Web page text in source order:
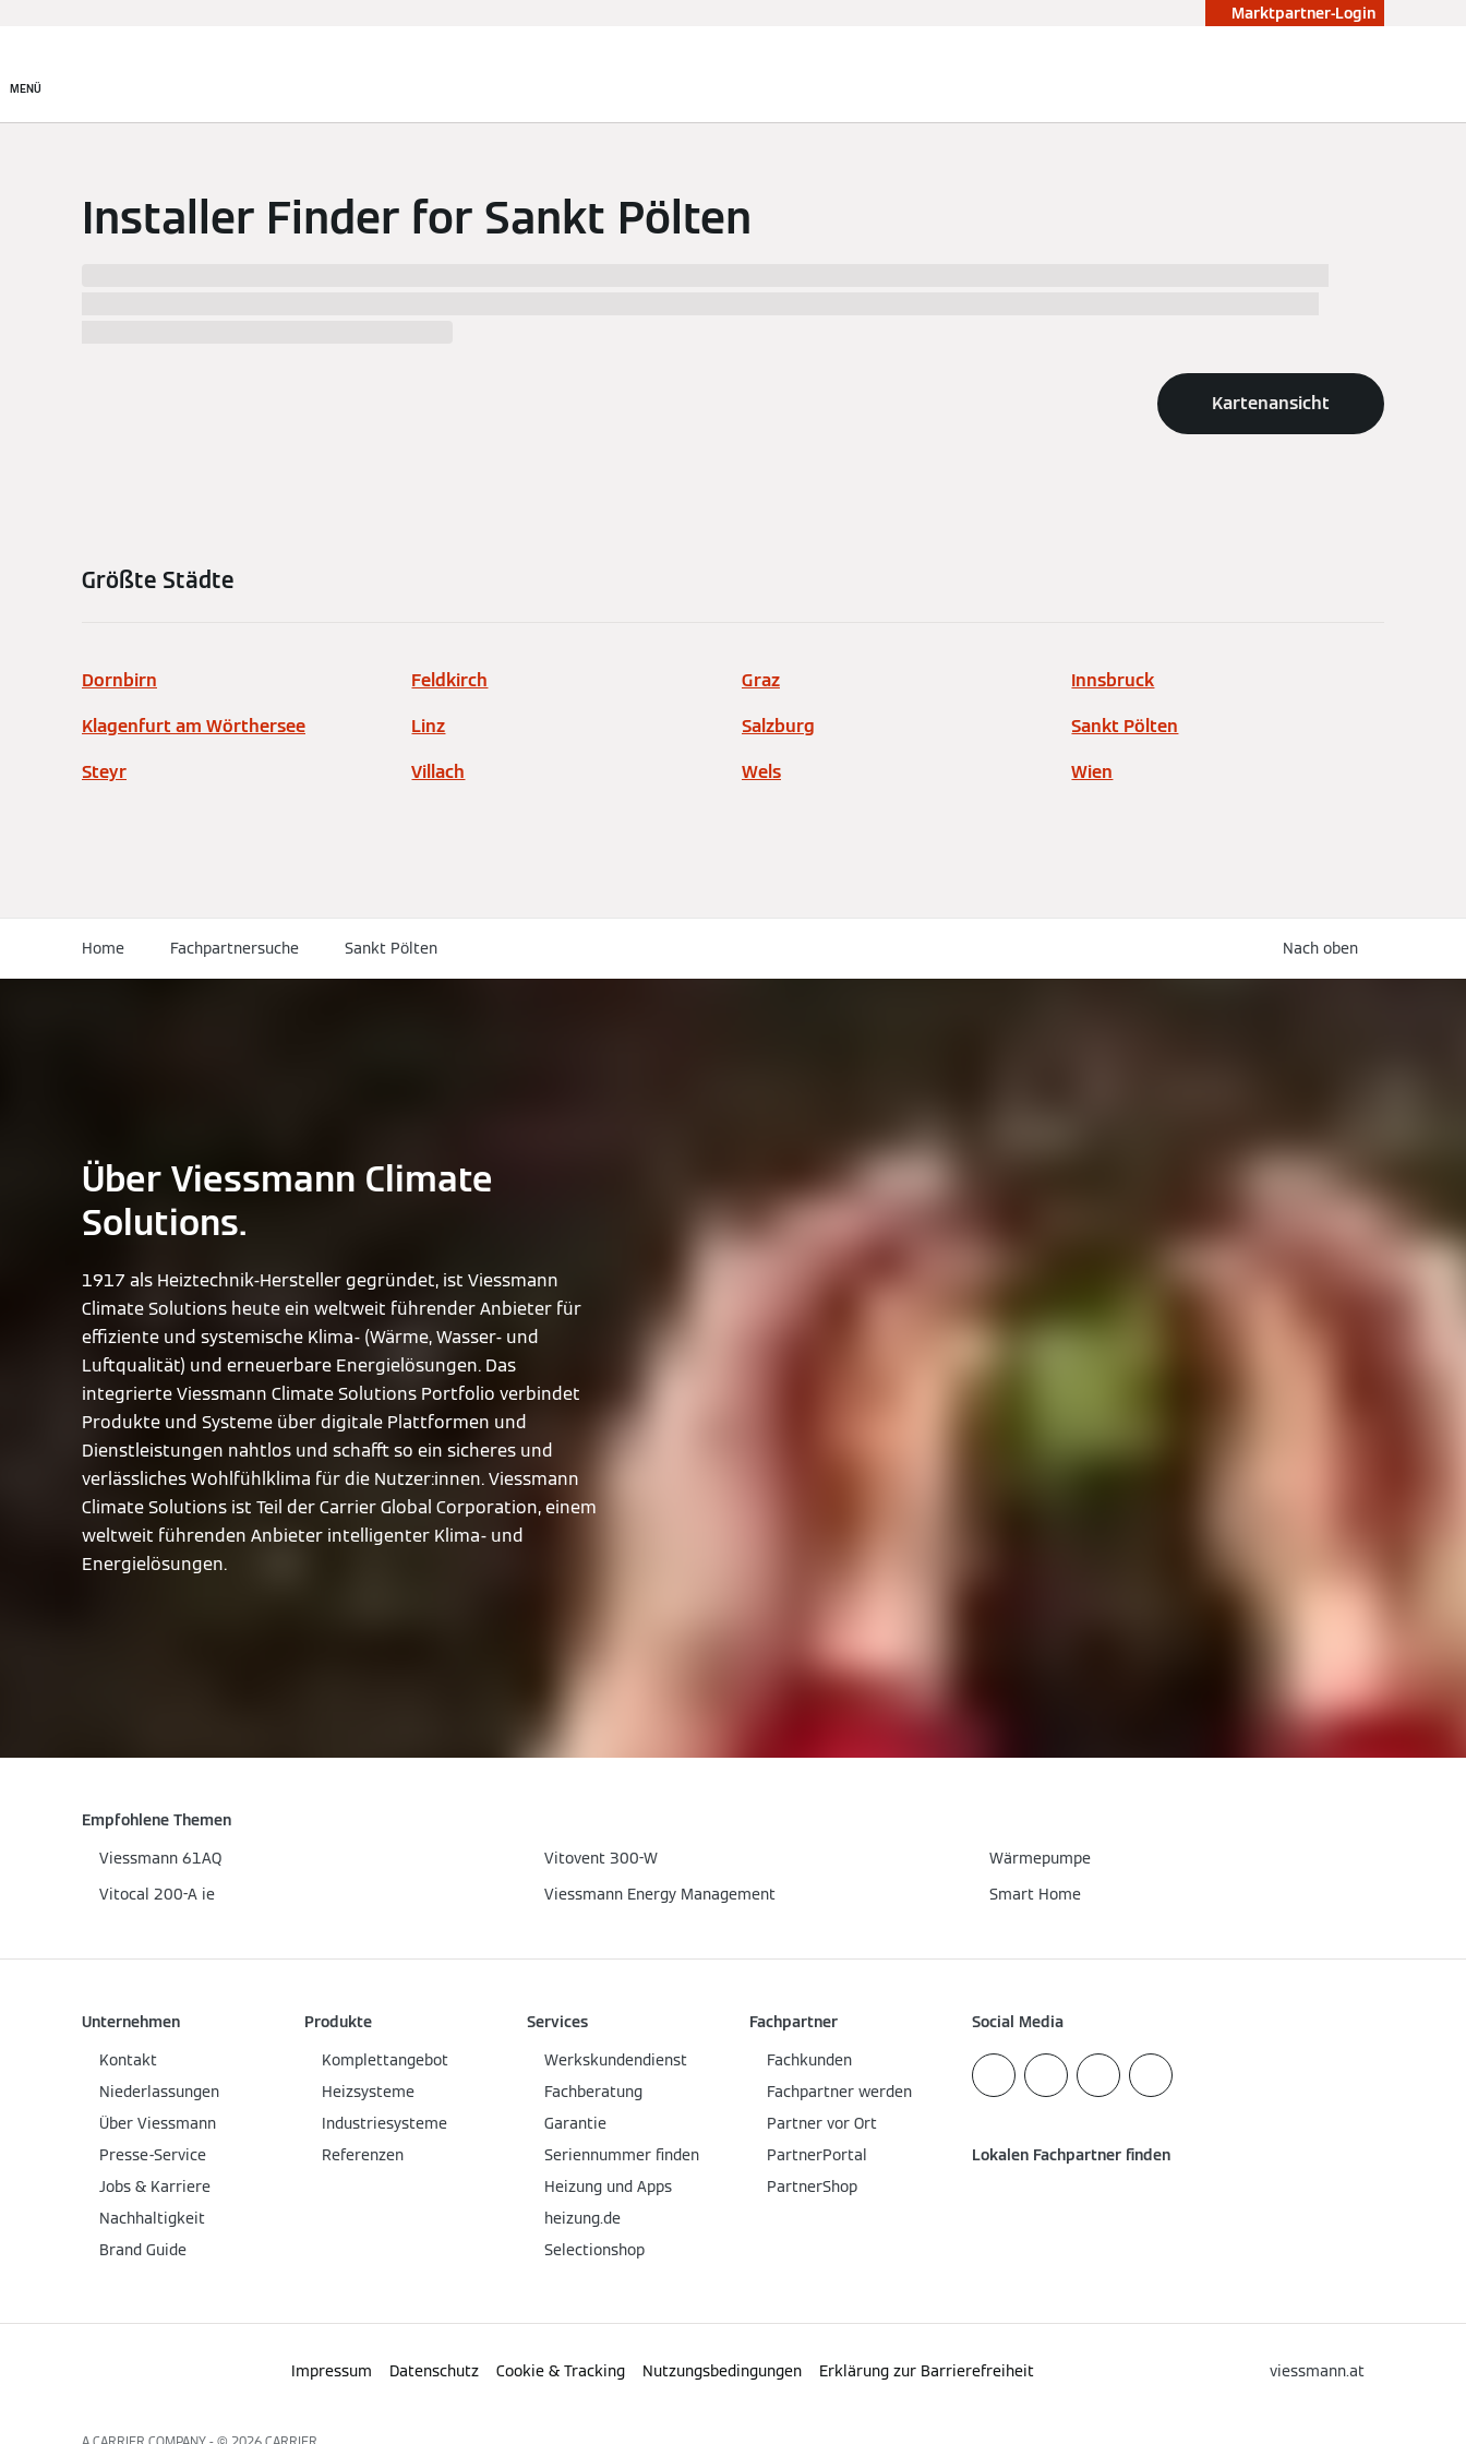
Marktpartner-Login
MENÜ
Installer Finder for Sankt Pölten
Kartenansicht
Größte Städte
Dornbirn Feldkirch Graz
Innsbruck
Klagenfurt am Wörthersee
Linz Salzburg
Sankt Pölten
Steyr
Villach Wels Wien
Hilfreiche Links
Hilfreiche Links
Nach oben
Home Fachpartnersuche Sankt Pölten
Über Viessmann Climate
Solutions.
1917 als Heiztechnik-Hersteller gegründet, ist Viessmann
Climate Solutions heute ein weltweit führender Anbieter für
effiziente und systemische Klima- (Wärme, Wasser- und
Luftqualität) und erneuerbare Energielösungen. Das
integrierte Viessmann Climate Solutions Portfolio verbindet
Produkte und Systeme über digitale Plattformen und
Dienstleistungen nahtlos und schafft so ein sicheres und
verlässliches Wohlfühlklima für die Nutzer:innen. Viessmann
Climate Solutions ist Teil der Carrier Global Corporation, einem
weltweit führenden Anbieter intelligenter Klima- und
Energielösungen.
Empfohlene Themen
Viessmann 61AQ
Vitovent 300-W
Wärmepumpe
Vitocal 200-A ie
Viessmann Energy Management Smart Home
Unternehmen
Kontakt
Niederlassungen
Über Viessmann
Presse-Service
Jobs & Karriere
Nachhaltigkeit
Brand Guide
Produkte
Komplettangebot
Heizsysteme
Industriesysteme
Referenzen
Services
Werkskundendienst
Fachberatung
Garantie
Seriennummer finden
Heizung und Apps
heizung.de
Selectionshop
Fachpartner
Fachkunden
Fachpartner werden
Partner vor Ort
PartnerPortal
PartnerShop
Social Media
Lokalen Fachpartner finden
Impressum Datenschutz Cookie & Tracking Nutzungsbedingungen Erklärung zur Barrierefreiheit viessmann.at